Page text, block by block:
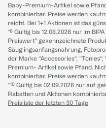
Baby-Premium-Artikel sowie
kombinierbar. Preise werden
reicht. Bei 1+1 Aktionen ist das
*⁸ Gültig bis 12.08.2026 nur im
Preiswert“ gekennzeichnete
Säuglingsanfangsnahrung,
der Marke “Accessories“,
Premium- Artikel sowie Pfand.
kombinierbar. Preise werden
*¹⁰ Gültig bis 02.09.2026 nur auf
Rabatten und Aktionen
Preisliste der letzten 30 Tage